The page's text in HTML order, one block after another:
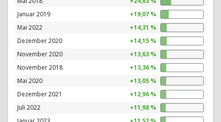
Januar 2019
+19,07 %
Mai 2022
+14,31 %
Dezember 2020
+14,15 %
November 2020
+13,63 %
November 2018
+13,36 %
Mai 2020
+13,05 %
Dezember 2021
+12,96 %
Juli 2022
+11,98 %